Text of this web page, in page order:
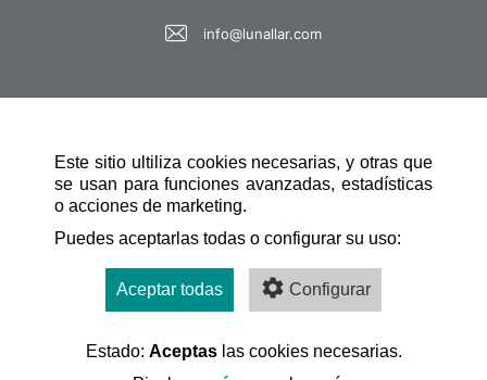
Este sitio ultiliza cookies necesarias, y otras que
se usan para funciones avanzadas, estadísticas
o acciones de marketing.
Puedes aceptarlas todas o configurar su uso:
Aceptar todas Configurar
Estado: Aceptaslas cookies necesarias.
info@lunallar.com
NAVEGACIÓN RÁPIDA
Desarrollado por: